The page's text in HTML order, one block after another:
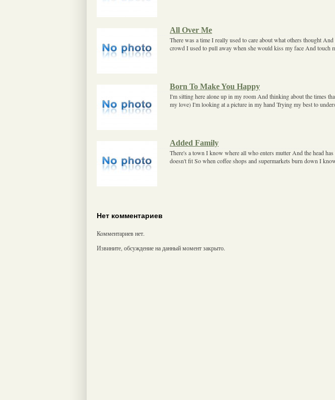
All Over Me
There was a time I really used to care about what others thought
crowd I used to pull away when she would kiss my face And touch
Born To Make You Happy
I'm sitting here alone up in my room And thinking about the times
my love) I'm looking at a picture in my hand Trying my best to
Added Family
There's a town I know where all who enters mutter And the head
doesn't fit So when coffee shops and supermarkets burn down I
Нет комментариев
Комментариев нет.
Извините, обсуждение на данный момент закрыто.